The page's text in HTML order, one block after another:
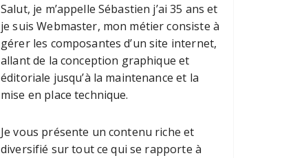
Salut, je m’appelle Sébastien j’ai 35 ans et
je suis Webmaster, mon métier consiste à
gérer les composantes d’un site internet,
allant de la conception graphique et
éditoriale jusqu’à la maintenance et la
mise en place technique.
Je vous présente un contenu riche et
diversifié sur tout ce qui se rapporte à